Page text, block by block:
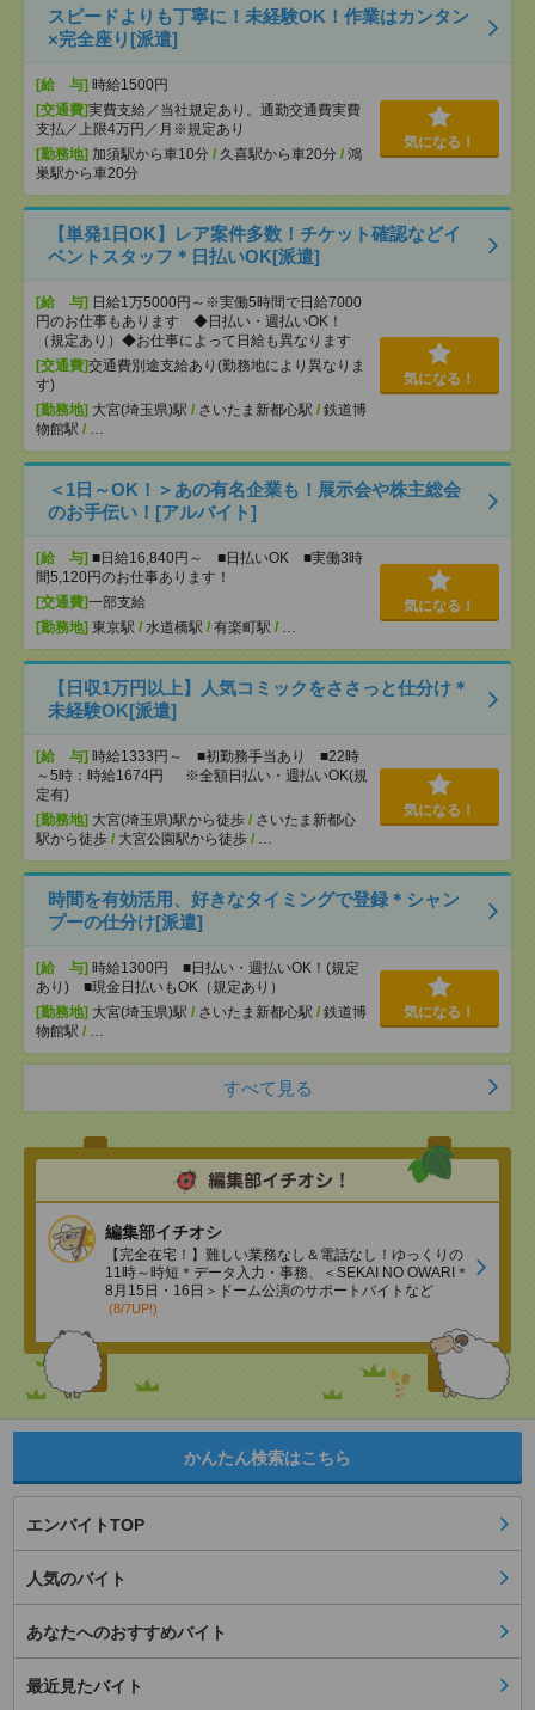
スピードよりも丁寧に！未経験OK！作業はカンタン
×完全座り[派遣]
[給 与] 時給1500円
[交通費]実費支給／当社規定あり。通勤交通費実費
支払／上限4万円／月※規定あり
[勤務地] 加須駅から車10分 / 久喜駅から車20分 / 鴻
巣駅から車20分
気になる！
【単発1日OK】レア案件多数！チケット確認などイ
ベントスタッフ＊日払いOK[派遣]
[給 与] 日給1万5000円～※実働5時間で日給7000
円のお仕事もあります ◆日払い・週払いOK！
（規定あり）◆お仕事によって日給も異なります
[交通費]交通費別途支給あり(勤務地により異なりま
す)
[勤務地] 大宮(埼玉県)駅 / さいたま新都心駅 / 鉄道博
物館駅 / …
気になる！
＜1日～OK！＞あの有名企業も！展示会や株主総会
のお手伝い！[アルバイト]
[給 与] ■日給16,840円～ ■日払いOK ■実働3時
間5,120円のお仕事あります！
[交通費]一部支給
[勤務地] 東京駅 / 水道橋駅 / 有楽町駅 / …
気になる！
【日収1万円以上】人気コミックをささっと仕分け＊
未経験OK[派遣]
[給 与] 時給1333円～ ■初勤務手当あり ■22時
～5時：時給1674円 ※全額日払い・週払いOK(規
定有)
[勤務地] 大宮(埼玉県)駅から徒歩 / さいたま新都心
駅から徒歩 / 大宮公園駅から徒歩 / …
気になる！
時間を有効活用、好きなタイミングで登録＊シャン
プーの仕分け[派遣]
[給 与] 時給1300円 ■日払い・週払いOK！(規定
あり) ■現金日払いもOK（規定あり）
[勤務地] 大宮(埼玉県)駅 / さいたま新都心駅 / 鉄道博
物館駅 / …
気になる！
すべて見る
編集部イチオシ
【完全在宅！】難しい業務なし＆電話なし！ゆっくりの
11時～時短＊データ入力・事務、＜SEKAI NO OWARI＊
8月15日・16日＞ドーム公演のサポートバイトなど
(8/7UP!)
かんたん検索はこちら
エンバイトTOP
人気のバイト
あなたへのおすすめバイト
最近見たバイト